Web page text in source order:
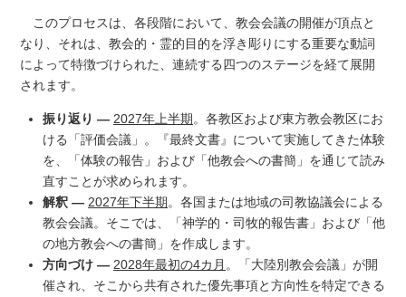
このプロセスは、各段階において、教会会議の開催が頂点と
なり、それは、教会的・霊的目的を浮き彫りにする重要な動詞
によって特徴づけられた、連続する四つのステージを経て展開
されます。
振り返り — 2027年上半期。各教区および東方教会教区にお
ける「評価会議」。『最終文書』について実施してきた体験
を、「体験の報告」および「他教会への書簡」を通じて読み
直すことが求められます。
解釈 — 2027年下半期。各国または地域の司教協議会による
教会会議。そこでは、「神学的・司牧的報告書」および「他
の地方教会への書簡」を作成します。
方向づけ — 2028年最初の4カ月 。「大陸別教会会議」が開
催され、そこから共有された優先事項と方向性を特定できる